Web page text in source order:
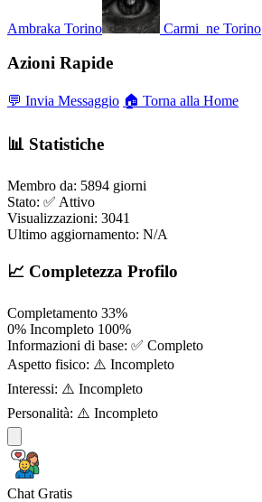
Ambraka Torino Carmi_ne Torino
Azioni Rapide
💬 Invia Messaggio 🏠 Torna alla Home
📊 Statistiche
Membro da: 5894 giorni
Stato: ✅ Attivo
Visualizzazioni: 3041
Ultimo aggiornamento: N/A
📈 Completezza Profilo
Completamento 33%
0% Incompleto 100%
Informazioni di base: ✅ Completo
Aspetto fisico: ⚠️ Incompleto
Interessi: ⚠️ Incompleto
Personalità: ⚠️ Incompleto
Chat Gratis